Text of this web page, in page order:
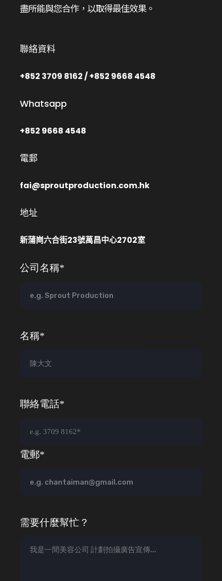
盡所能與您合作，以取得最佳效果。
聯絡資料
+852 3709 8162 / +852 9668 4548
Whatsapp
+852 9668 4548
電郵
fai@sproutproduction.com.hk
地址
新蒲崗六合街23號萬昌中心2702室
公司名稱*
名稱*
聯絡電話*
電郵*
需要什麼幫忙？